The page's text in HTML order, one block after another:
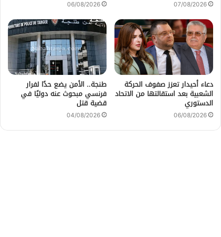
07/08/2026
06/08/2026
دعاء أحيدار تعزز صفوف الحركة
الشعبية بعد استقالتها من الاتحاد
الدستوري
06/08/2026
طنجة.. الأمن يضع حدًا لفرار
فرنسي مبحوث عنه دوليًا في
قضية قتل
04/08/2026